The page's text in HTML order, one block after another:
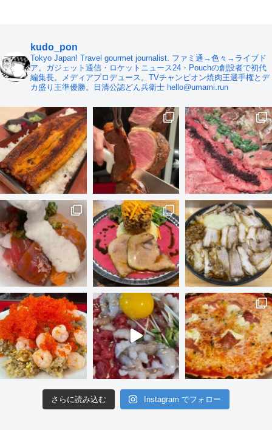
kudo_pon
Tokyo Japan! Travel gourmet journalist. ファミ通→色々→ライブド
ア。ガジェット通信・ロケットニュース24・Pouchの創設者で初代
編集長。メディアプロデュース。TVチャンピオン焼肉王選手権とデ
カ盛り王準優勝。日清公認どん兵衛士 hello@umami.run
さらに読み込む Instagram でフォロー